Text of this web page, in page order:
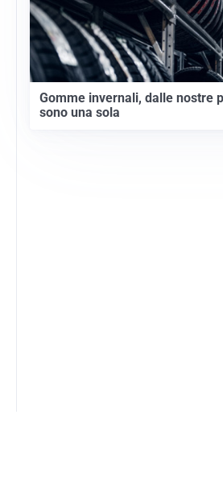
Gomme invernali, dalle nostre
sono una sola